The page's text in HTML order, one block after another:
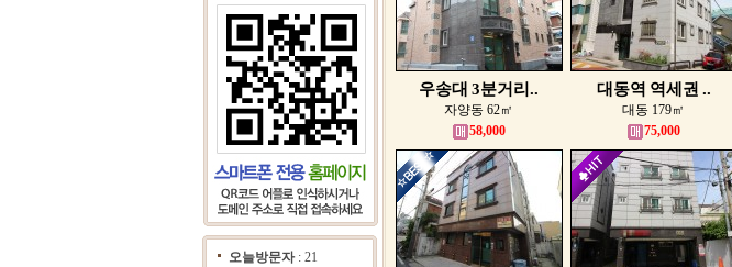
오늘방문자 : 21
우송대 3분거리..
자양동 62㎡
58,000
대동역 역세권 ..
대동 179㎡
75,000